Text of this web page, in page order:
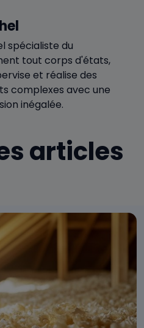
spécialiste du
tout corps d'états,
et réalise des
complexes avec une
inégalée.
articles